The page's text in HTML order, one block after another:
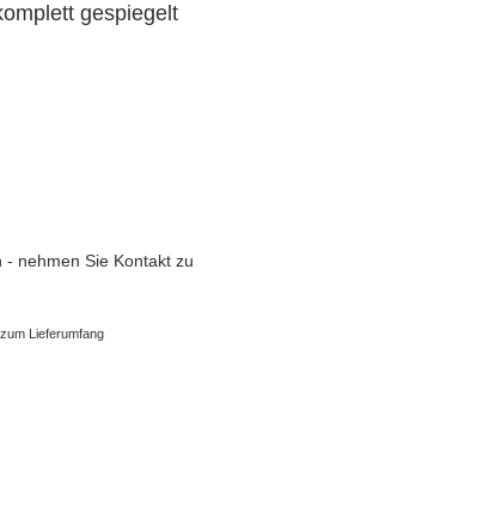
gespiegelt
nehmen Sie Kontakt zu
Lieferumfang